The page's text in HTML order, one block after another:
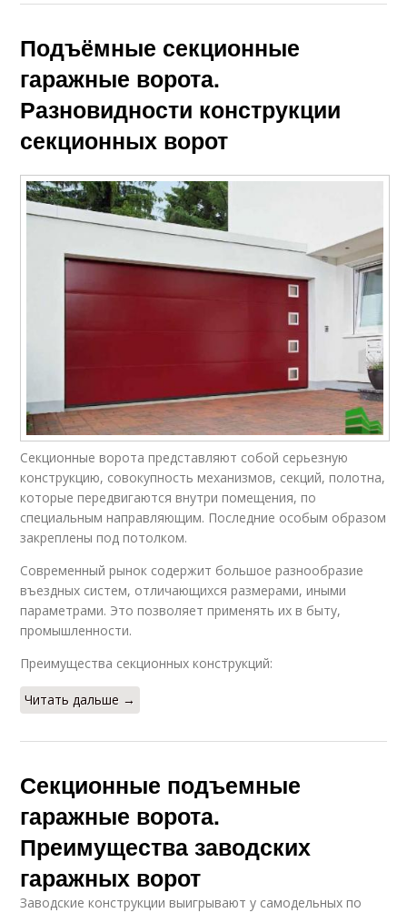
Подъёмные секционные
гаражные ворота.
Разновидности конструкции
секционных ворот
Секционные ворота представляют собой серьезную
конструкцию, совокупность механизмов, секций, полотна,
которые передвигаются внутри помещения, по
специальным направляющим. Последние особым образом
закреплены под потолком.
Современный рынок содержит большое разнообразие
въездных систем, отличающихся размерами, иными
параметрами. Это позволяет применять их в быту,
промышленности.
Преимущества секционных конструкций:
Читать дальше →
Секционные подъемные
гаражные ворота.
Преимущества заводских
гаражных ворот
Заводские конструкции выигрывают у самодельных по